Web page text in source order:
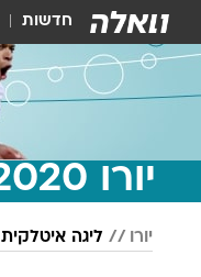
חדשות
יורו 2020
יורו ליגה איטלקית 2011/12